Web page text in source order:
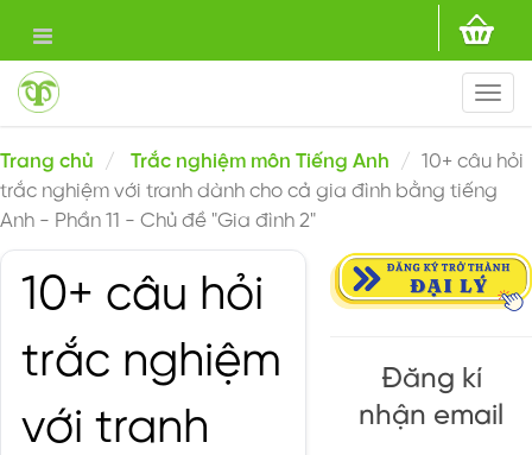
Trang chủ Trắc nghiệm môn Tiếng Anh
10+ câu hỏi
trắc nghiệm với tranh dành cho cả gia đình bằng tiếng
Anh - Phần 11 - Chủ đề "Gia đình 2"
10+ câu hỏi
trắc nghiệm
với tranh
Đăng kí
nhận email